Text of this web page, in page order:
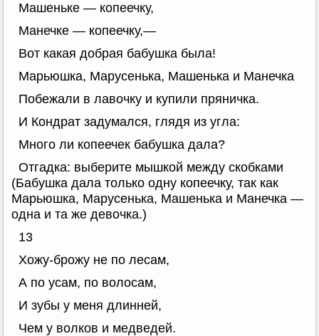
Машеньке — копеечку,
Манечке — копеечку,—
Вот какая добрая бабушка была!
Марьюшка, Марусенька, Машенька и Манечка
Побежали в лавочку и купили пряничка.
И Кондрат задумался, глядя из угла:
Много ли копеечек бабушка дала?
Отгадка: выберите мышкой между скобками
(Бабушка дала только одну копеечку, так как
Марьюшка, Марусенька, Машенька и Манечка —
одна и та же девочка.)
13
Хожу-брожу не по лесам,
А по усам, по волосам,
И зубы у меня длинней,
Чем у волков и медведей.